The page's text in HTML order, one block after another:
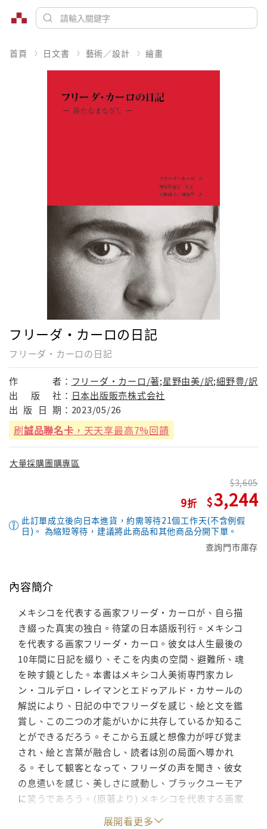
首頁 日文書 藝術／設計 繪畫
フリーダ・カーロの日記
フリーダ・カーロの日記
作 者： フリーダ・カーロ/著;星野由美/訳;細野豊/訳
出
版 社： 日本出版販売株式会社
出 版 日 期： 2023/05/26
刷誠品聯名卡 ，天天享最高7%回饋
大量採購團購專區
9
3,605
3,244
此訂單成立後向日本進貨，約需等待21個工作天(不含例假
日)。 為縮短等待，建議將此商品和其他商品分開下單。
查詢門市庫存
內容簡介
メキシコを代表する画家フリーダ・カーロが、自ら描
き綴った真実の独白。待望の日本語版刊行。メキシコ
を代表する画家フリーダ・カーロ。彼女は人生最後の
10年間に日記を綴り、そこを内奥の空間、避難所、魂
を映す鏡とした。本書はメキシコ人美術専門家カレ
ン・コルデロ・レイマンとエドゥアルド・カサールの
解説により、日記の中でフリーダを感じ、絵と文を鑑
賞し、この二つの才能がいかに共存しているか知るこ
とができるだろう。そこから五感と想像力が呼び覚ま
され、絵と言葉が融合し、読者は別の局面へ導かれ
る。そして観客となって、フリーダの声を聞き、彼女
の息遣いを感じ、美しさに感動し、ブラックユーモア
に笑うであろう。(原著より) メキシコを代表する画家
フリーダ・カーロが、自ら描き綴った真実の独白。待
展開看更多